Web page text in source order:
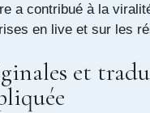
a contribué à la
en live et sur les
et